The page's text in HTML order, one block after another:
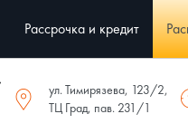
Рассрочка и кредит
ул. Тимирязева, 123/2,
ТЦ Град, пав. 231/1